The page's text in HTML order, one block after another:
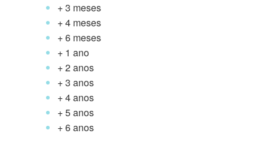
+ 3 meses
+ 4 meses
+ 6 meses
+ 1 ano
+ 2 anos
+ 3 anos
+ 4 anos
+ 5 anos
+ 6 anos